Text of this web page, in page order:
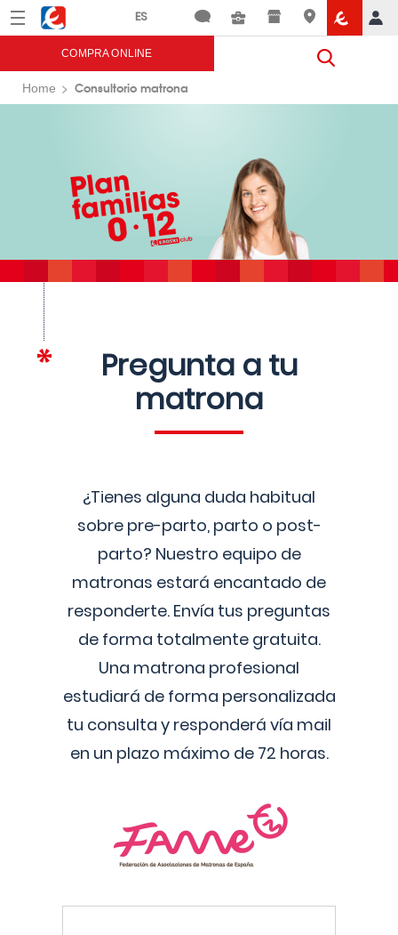
Menú Eroski
COMPRA ONLINE
Home Consultorio matrona
Pregunta a tu
matrona
¿Tienes alguna duda habitual
sobre pre-parto, parto o post-
parto? Nuestro equipo de
matronas estará encantado de
responderte. Envía tus preguntas
de forma totalmente gratuita.
Una matrona profesional
estudiará de forma personalizada
tu consulta y responderá vía mail
en un plazo máximo de 72 horas.